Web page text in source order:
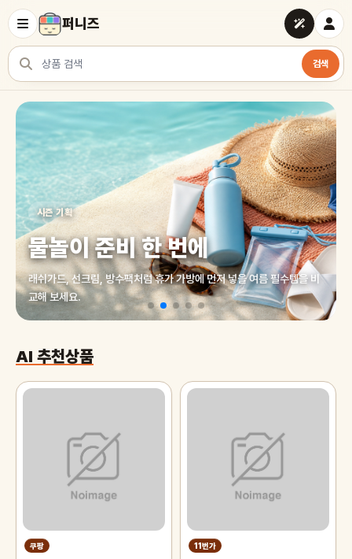
퍼니즈
상품 검색
검색
여러 쇼핑몰 상품을 한곳에서 찾아보세요
시즌 기획
물놀이 준비 한 번에
래쉬가드, 선크림, 방수팩처럼 휴가 가방에 먼저 넣을 여름 필수템을 비
교해 보세요.
AI 추천상품
쿠팡 11번가